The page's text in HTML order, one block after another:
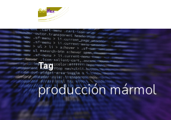
Hit enter to search or ESC to close
Tag
producción mármol